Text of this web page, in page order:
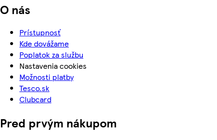
O nás
Prístupnosť
Kde dovážame
Poplatok za službu
Nastavenia cookies
Možnosti platby
Tesco.sk
Clubcard
Pred prvým nákupom